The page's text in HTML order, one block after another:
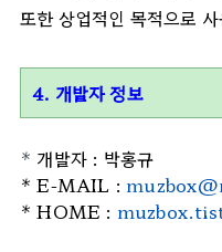
또한 상업적인 목적으로
4. 개발자 정보
* 개발자 : 박홍규
* E-MAIL :
* HOME :